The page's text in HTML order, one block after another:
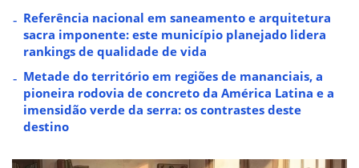
Referência nacional em saneamento e arquitetura
sacra imponente: este município planejado lidera
rankings de qualidade de vida
Metade do território em regiões de mananciais, a
pioneira rodovia de concreto da América Latina e a
imensidão verde da serra: os contrastes deste
destino